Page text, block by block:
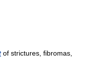
of strictures, fibromas,